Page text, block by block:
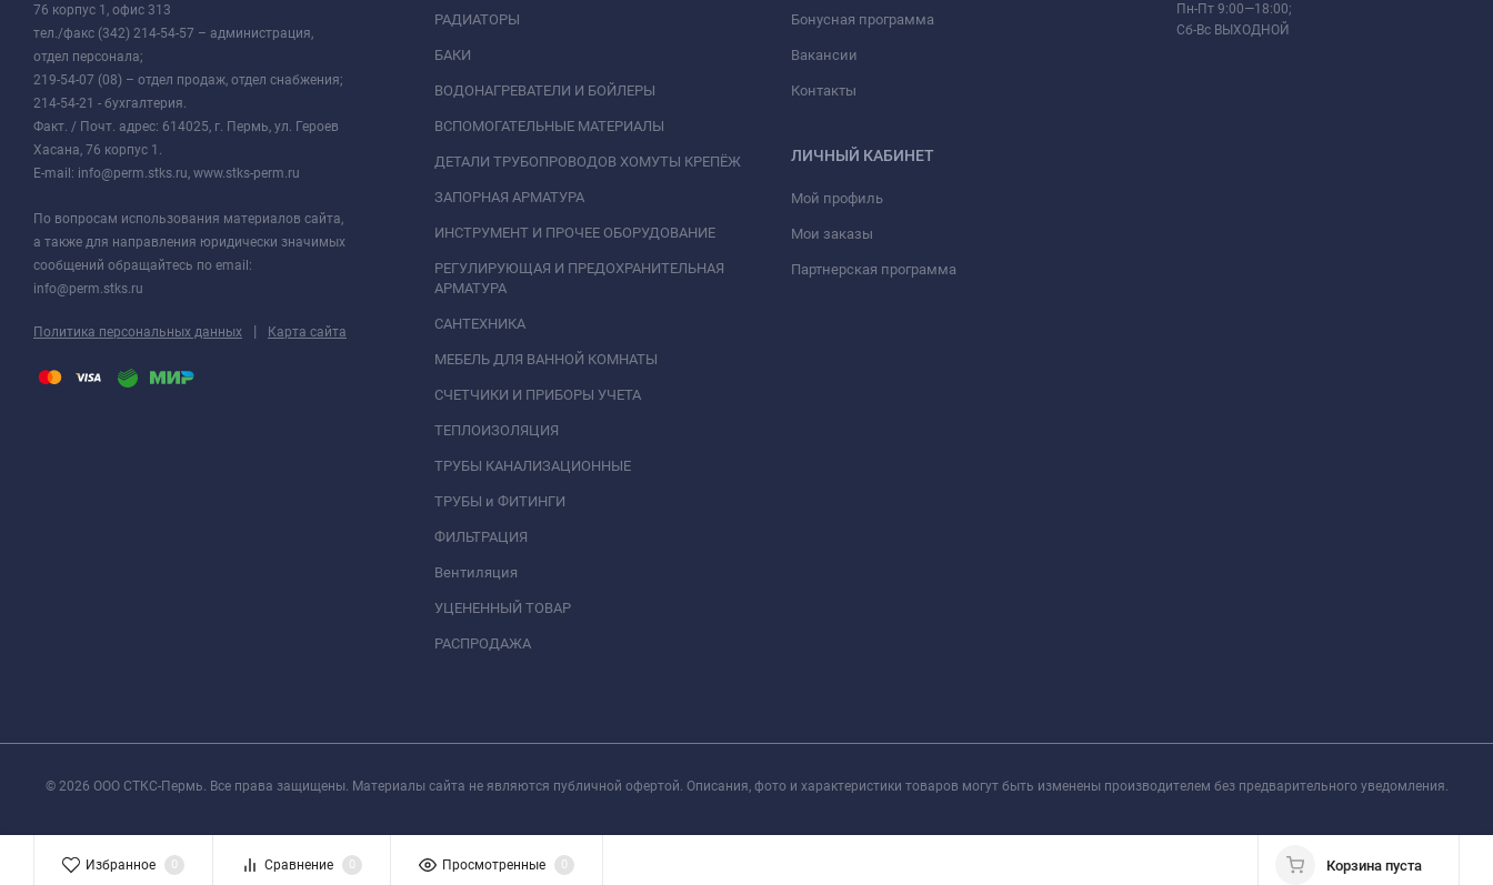
76 корпус 1, офис 313
тел./факс (342) 214-54-57 – администрация,
отдел персонала;
219-54-07 (08) – отдел продаж, отдел снабжения;
214-54-21 - бухгалтерия.
Факт. / Почт. адрес: 614025, г. Пермь, ул. Героев
Хасана, 76 корпус 1.
E-mail: info@perm.stks.ru, www.stks-perm.ru
По вопросам использования материалов сайта,
а также для направления юридически значимых
сообщений обращайтесь по email:
info@perm.stks.ru
Политика персональных данных | Карта сайта
РАДИАТОРЫ
БАКИ
ВОДОНАГРЕВАТЕЛИ И БОЙЛЕРЫ
ВСПОМОГАТЕЛЬНЫЕ МАТЕРИАЛЫ
ДЕТАЛИ ТРУБОПРОВОДОВ ХОМУТЫ КРЕПЁЖ
ЗАПОРНАЯ АРМАТУРА
ИНСТРУМЕНТ И ПРОЧЕЕ ОБОРУДОВАНИЕ
РЕГУЛИРУЮЩАЯ И ПРЕДОХРАНИТЕЛЬНАЯ
АРМАТУРА
САНТЕХНИКА
МЕБЕЛЬ ДЛЯ ВАННОЙ КОМНАТЫ
СЧЕТЧИКИ И ПРИБОРЫ УЧЕТА
ТЕПЛОИЗОЛЯЦИЯ
ТРУБЫ КАНАЛИЗАЦИОННЫЕ
ТРУБЫ и ФИТИНГИ
ФИЛЬТРАЦИЯ
Вентиляция
УЦЕНЕННЫЙ ТОВАР
РАСПРОДАЖА
Бонусная программа
Вакансии
Контакты
ЛИЧНЫЙ КАБИНЕТ
Мой профиль
Мои заказы
Партнерская программа
Пн-Пт 9:00—18:00;
Сб-Вс ВЫХОДНОЙ
© 2026 ООО СТКС-Пермь. Все права защищены. Материалы сайта не являются публичной офертой. Описания, фото и характеристики товаров могут быть изменены производителем без предварительного уведомления.
Избранное 0 Сравнение 0 Просмотренные 0 Корзина пуста